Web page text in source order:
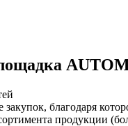
закупок, благодаря
продукции